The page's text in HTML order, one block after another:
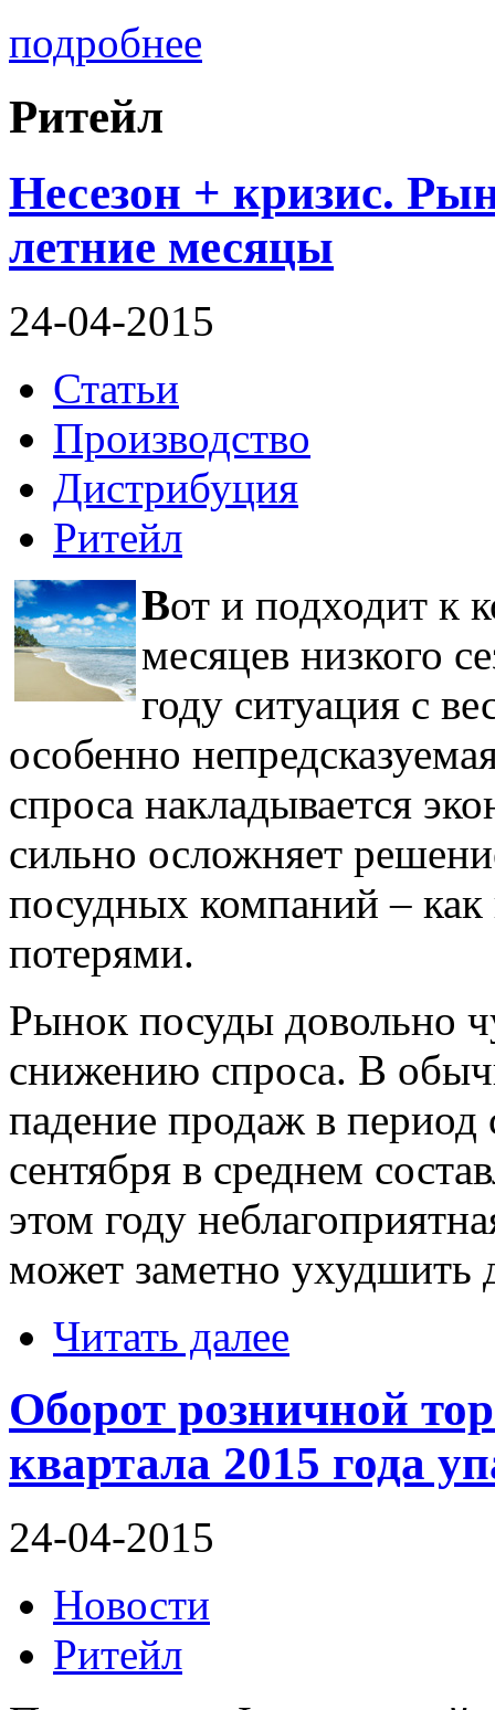
подробнее
Ритейл
Несезон + кризис.
летние месяцы
24-04-2015
Статьи
Производство
Дистрибуция
Ритейл
Вот и подходит к
месяцев низкого
году ситуация с
особенно
спроса накладывается
сильно осложняет
посудных компаний –
потерями.
Рынок посуды довольно
снижению спроса. В
падение продаж в период
сентября в среднем
этом году
может заметно ухудшить
Читать далее
Оборот розничной
квартала 2015 года
24-04-2015
Новости
Ритейл